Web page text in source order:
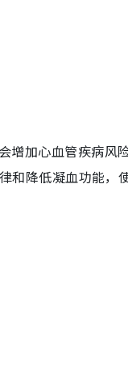
增加心血管疾病风
和降低凝血功能，